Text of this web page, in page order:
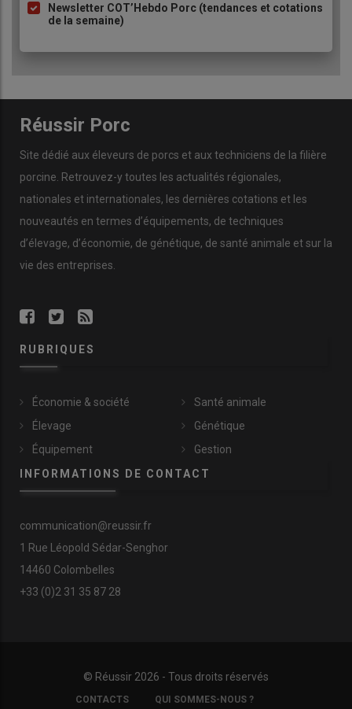
Newsletter COT’Hebdo Porc (tendances et cotations
de la semaine)
Réussir Porc
Site dédié aux éleveurs de porcs et aux techniciens de la filière
porcine. Retrouvez-y toutes les actualités régionales,
nationales et internationales, les dernières cotations et les
nouveautés en termes d’équipements, de techniques
d’élevage, d’économie, de génétique, de santé animale et sur la
vie des entreprises.
RUBRIQUES
Économie & société
Élevage
Équipement
Santé animale
Génétique
Gestion
INFORMATIONS DE CONTACT
communication@reussir.fr
1 Rue Léopold Sédar-Senghor
14460 Colombelles
+33 (0)2 31 35 87 28
© Réussir 2026 - Tous droits réservés
COPYRIGHTCONTACTS QUI SOMMES-NOUS ?